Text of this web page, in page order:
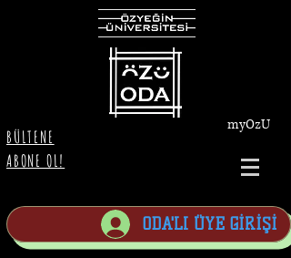
BÜLTENE
ABONE OL!
myOzU
ODA'LI ÜYE GİRİŞİ